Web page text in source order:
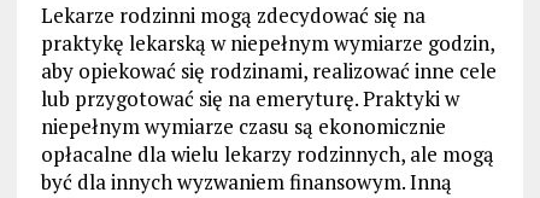
Lekarze rodzinni mogą zdecydować się na
praktykę lekarską w niepełnym wymiarze godzin,
aby opiekować się rodzinami, realizować inne cele
lub przygotować się na emeryturę. Praktyki w
niepełnym wymiarze czasu są ekonomicznie
opłacalne dla wielu lekarzy rodzinnych, ale mogą
być dla innych wyzwaniem finansowym. Inną